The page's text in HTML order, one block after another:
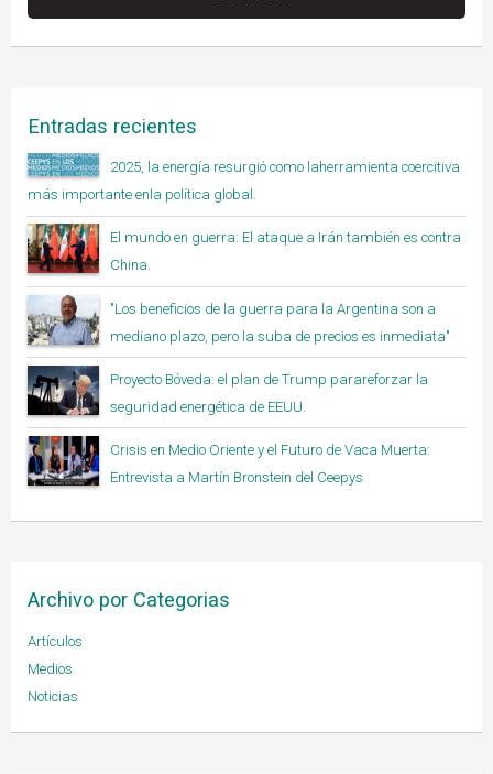
Entradas recientes
2025, la energía resurgió como laherramienta coercitiva
más importante enla política global.
El mundo en guerra: El ataque a Irán también es contra
China.
"Los beneficios de la guerra para la Argentina son a
mediano plazo, pero la suba de precios es inmediata"
Proyecto Bóveda: el plan de Trump parareforzar la
seguridad energética de EEUU.
Crisis en Medio Oriente y el Futuro de Vaca Muerta:
Entrevista a Martín Bronstein del Ceepys
Archivo por Categorias
Artículos
Medios
Noticias